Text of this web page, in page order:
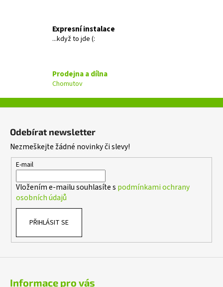
í
v
ý
s
Expresní instalace
...když to jde (:
Prodejna a dílna
Chomutov
Odebírat newsletter
Nezmeškejte žádné novinky či slevy!
E-mail
Vložením e-mailu souhlasíte s podmínkami ochrany
osobních údajů
PŘIHLÁSIT SE
Informace pro vás